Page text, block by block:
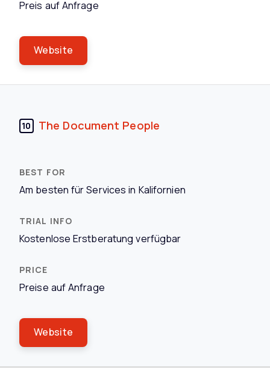
Preis auf Anfrage
Website
10 The Document People
Am besten für Services in Kalifornien
Kostenlose Erstberatung verfügbar
Preise auf Anfrage
Website